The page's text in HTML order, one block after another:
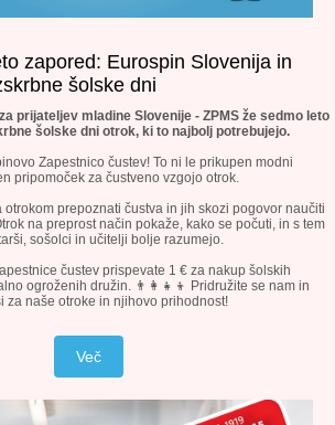
zapored: Eurospin Slovenija in
šolske dni
prijateljev mladine Slovenije - ZPMS že sedmo leto
šolske dni otrok, ki to najbolj potrebujejo.
Zapestnico čustev! To ni le prikupen modni
pripomoček za čustveno vzgojo otrok.
prepoznati čustva in jih skozi pogovor naučiti
na preprost način pokaže, kako se počuti, in s tem
sošolci in učitelji bolje razumejo.
čustev prispevate 1 € za nakup šolskih
ogroženih družin. 👨‍👩‍👧‍👦 Pridružite se nam in
za naše otroke in njihovo prihodnost!
Več